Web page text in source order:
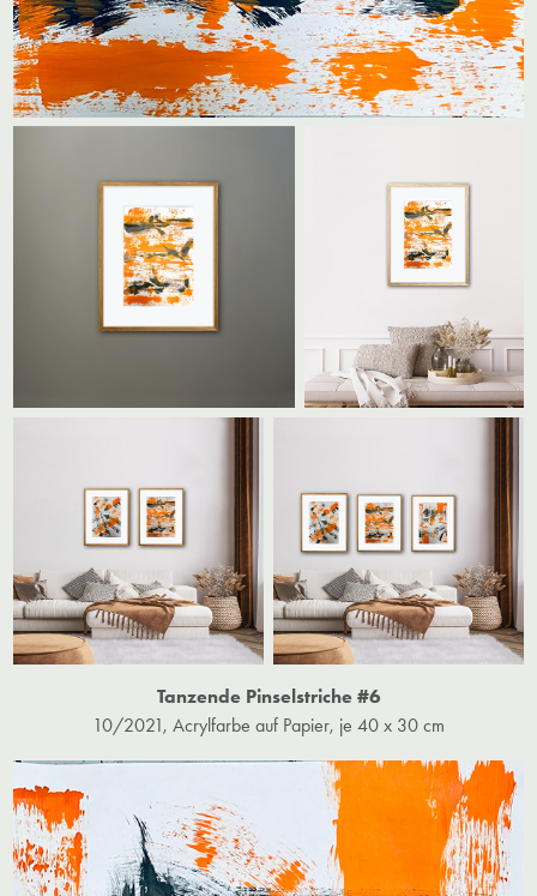
Tanzende Pinselstriche #6
10/2021, Acrylfarbe auf Papier, je 40 x 30 cm